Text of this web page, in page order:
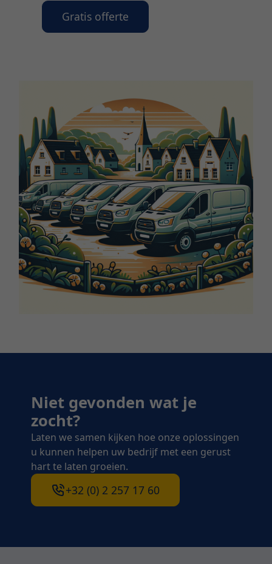
Gratis offerte
Niet gevonden wat je
zocht?
Laten we samen kijken hoe onze oplossingen
u kunnen helpen uw bedrijf met een gerust
hart te laten groeien.
+32 (0) 2 257 17 60